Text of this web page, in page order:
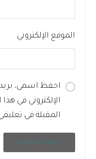
الموقع الإلكتروني
احفظ اسمي،
الإلكتروني في
المقبلة في
إرسال التعليق